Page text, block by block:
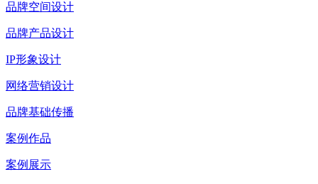
品牌空间设计
品牌产品设计
IP形象设计
网络营销设计
品牌基础传播
案例作品
案例展示